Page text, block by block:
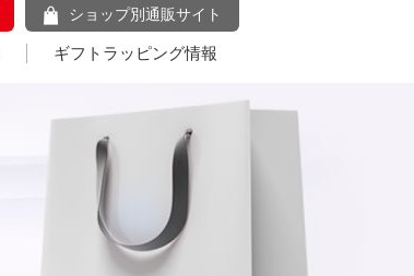
ショップ別通販サイト
ギフトラッピング情報